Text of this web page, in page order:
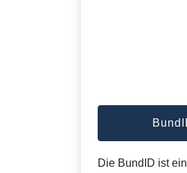
Die BundID ist